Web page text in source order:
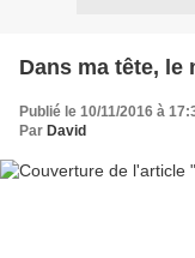
Dans ma tête, le
Publié le 10/11/2016 à
Par David